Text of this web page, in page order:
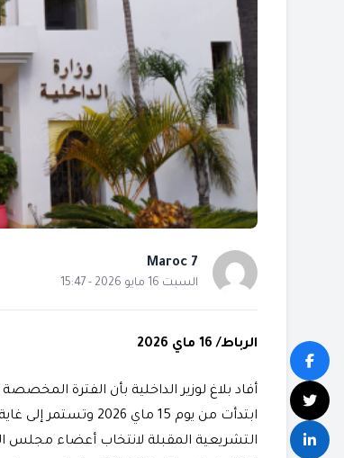
Maroc 7
السبت 16 مايو 2026 - 15:47
الرباط/ 16 ماي 2026
أفاد بلاغ لوزير الداخلية بأن الفترة